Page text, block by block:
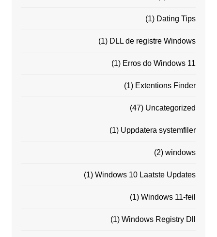
Dating Tips
(1)
DLL de registre Windows
(1)
Erros do Windows 11
(1)
Extentions Finder
(1)
Uncategorized
(47)
Uppdatera systemfiler
(1)
windows
(2)
Windows 10 Laatste Updates
(1)
Windows 11-feil
(1)
Windows Registry Dll
(1)